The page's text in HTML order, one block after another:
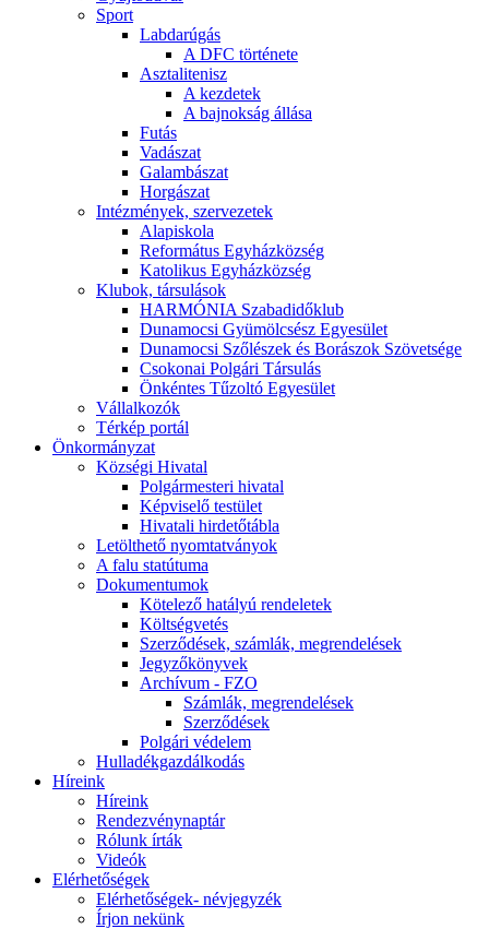
Sport
Labdarúgás
A DFC története
Asztalitenisz
A kezdetek
A bajnokság állása
Futás
Vadászat
Galambászat
Horgászat
Intézmények, szervezetek
Alapiskola
Református Egyházközség
Katolikus Egyházközség
Klubok, társulások
HARMÓNIA Szabadidőklub
Dunamocsi Gyümölcsész Egyesület
Dunamocsi Szőlészek és Borászok Szövetsége
Csokonai Polgári Társulás
Önkéntes Tűzoltó Egyesület
Vállalkozók
Térkép portál
Önkormányzat
Községi Hivatal
Polgármesteri hivatal
Képviselő testület
Hivatali hirdetőtábla
Letölthető nyomtatványok
A falu statútuma
Dokumentumok
Kötelező hatályú rendeletek
Költségvetés
Szerződések, számlák, megrendelések
Jegyzőkönyvek
Archívum - FZO
Számlák, megrendelések
Szerződések
Polgári védelem
Hulladékgazdálkodás
Híreink
Híreink
Rendezvénynaptár
Rólunk írták
Videók
Elérhetőségek
Elérhetőségek- névjegyzék
Írjon nekünk